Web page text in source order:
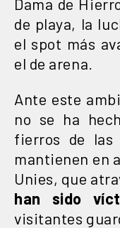
de playa, la
el spot más
el de arena.
Ante este
no se ha
fierros de
mantienen en
Unies, que
han sido
visitantes